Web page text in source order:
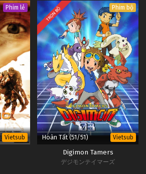
Phim lẻ
Vietsub
TRỌN BỘ Phim bộ
Hoàn Tất (51/51) Vietsub
Digimon Tamers
デジモンテイマーズ